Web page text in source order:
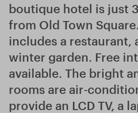
boutique hotel is just
from Old Town
includes a restaurant,
winter garden. Free
available. The bright
rooms are air-
provide an LCD TV, a